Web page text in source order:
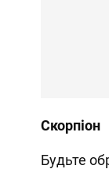
Скорпіон
Будьте